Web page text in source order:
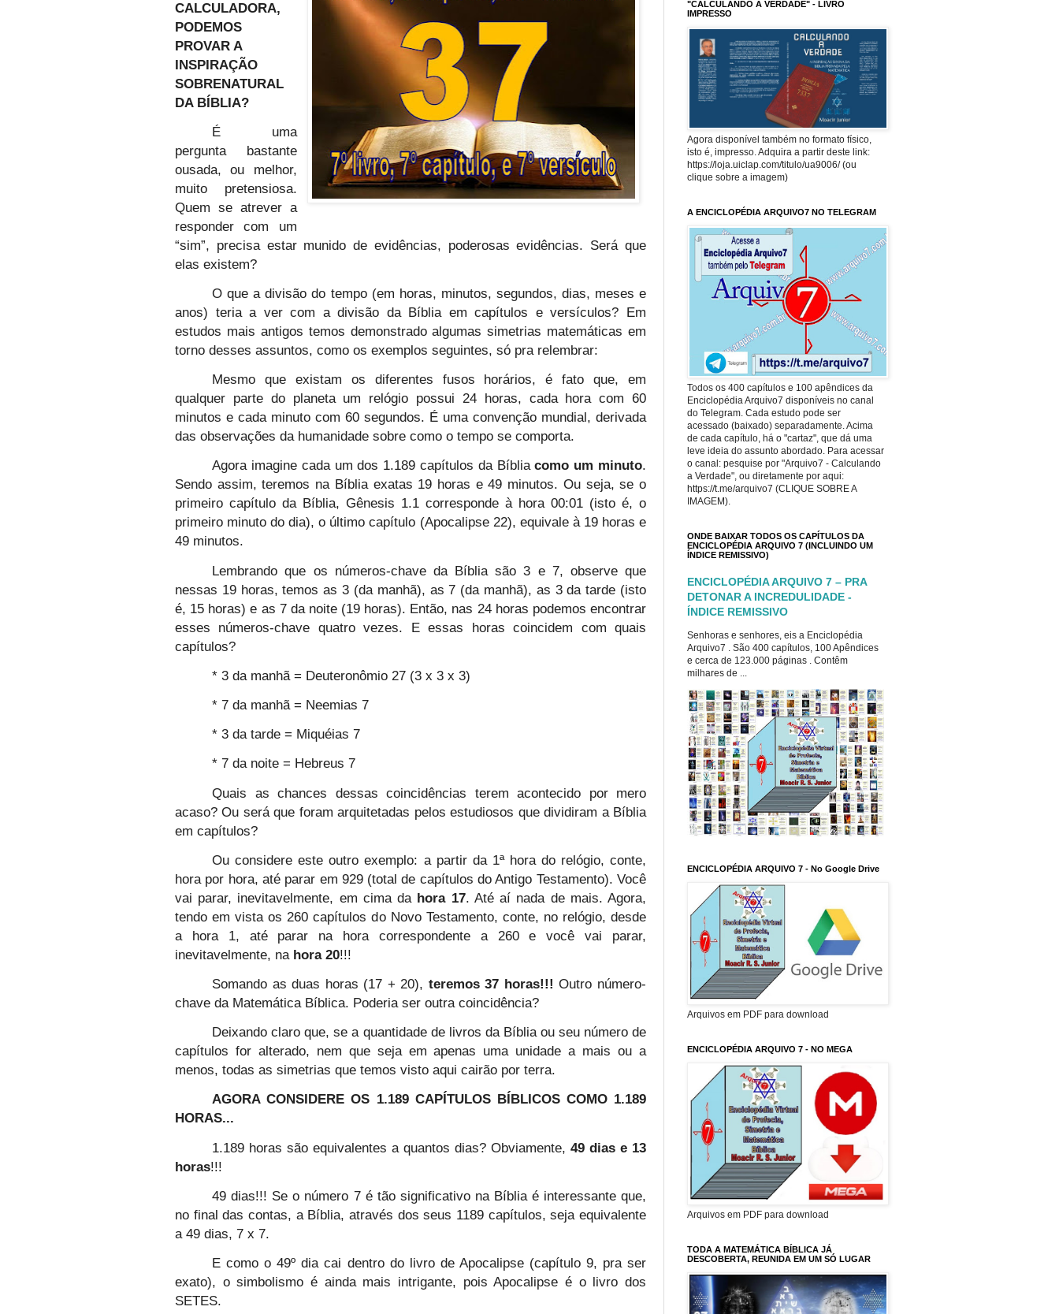
CALCULADORA,
PODEMOS
PROVAR A
INSPIRAÇÃO
SOBRENATURAL
DA BÍBLIA?
É uma
pergunta bastante
ousada, ou melhor,
muito pretensiosa.
Quem se atrever a
responder com um
“sim”, precisa estar munido de evidências, poderosas evidências. Será que
elas existem?
O que a divisão do tempo (em horas, minutos, segundos, dias, meses e
anos) teria a ver com a divisão da Bíblia em capítulos e versículos? Em
estudos mais antigos temos demonstrado algumas simetrias matemáticas em
torno desses assuntos, como os exemplos seguintes, só pra relembrar:
Mesmo que existam os diferentes fusos horários, é fato que, em
qualquer parte do planeta um relógio possui 24 horas, cada hora com 60
minutos e cada minuto com 60 segundos. É uma convenção mundial, derivada
das observações da humanidade sobre como o tempo se comporta.
Agora imagine cada um dos 1.189 capítulos da Bíbliacomo um minuto.
Sendo assim, teremos na Bíblia exatas 19 horas e 49 minutos. Ou seja, se o
primeiro capítulo da Bíblia, Gênesis 1.1 corresponde à hora 00:01 (isto é, o
primeiro minuto do dia), o último capítulo (Apocalipse 22), equivale à 19 horas e
49 minutos.
Lembrando que os números-chave da Bíblia são 3 e 7, observe que
nessas 19 horas, temos as 3 (da manhã), as 7 (da manhã), as 3 da tarde (isto
é, 15 horas) e as 7 da noite (19 horas). Então, nas 24 horas podemos encontrar
esses números-chave quatro vezes. E essas horas coincidem com quais
capítulos?
* 3 da manhã = Deuteronômio 27 (3 x 3 x 3)
* 7 da manhã = Neemias 7
* 3 da tarde = Miquéias 7
* 7 da noite = Hebreus 7
Quais as chances dessas coincidências terem acontecido por mero
acaso? Ou será que foram arquitetadas pelos estudiosos que dividiram a Bíblia
em capítulos?
Ou considere este outro exemplo: a partir da 1ª hora do relógio, conte,
hora por hora, até parar em 929 (total de capítulos do Antigo Testamento). Você
vai parar, inevitavelmente, em cima da hora 17. Até aí nada de mais. Agora,
tendo em vista os 260 capítulos do Novo Testamento, conte, no relógio, desde
a hora 1, até parar na hora correspondente a 260 e você vai parar,
inevitavelmente, na hora 20!!!
Somando as duas horas (17 + 20), teremos 37 horas!!! Outro número-
chave da Matemática Bíblica. Poderia ser outra coincidência?
Deixando claro que, se a quantidade de livros da Bíblia ou seu número de
capítulos for alterado, nem que seja em apenas uma unidade a mais ou a
menos, todas as simetrias que temos visto aqui cairão por terra.
AGORA CONSIDERE OS 1.189 CAPÍTULOS BÍBLICOS COMO 1.189
HORAS...
1.189 horas são equivalentes a quantos dias? Obviamente,49 dias e 13
horas!!!
49 dias!!! Se o número 7 é tão significativo na Bíblia é interessante que,
no final das contas, a Bíblia, através dos seus 1189 capítulos, seja equivalente
a 49 dias, 7 x 7.
E como o 49º dia cai dentro do livro de Apocalipse (capítulo 9, pra ser
exato), o simbolismo é ainda mais intrigante, pois Apocalipse é o livro dos
SETES.
"CALCULANDO A VERDADE" - LIVRO
IMPRESSO
Agora disponível também no formato físico,
isto é, impresso. Adquira a partir deste link:
https://loja.uiclap.com/titulo/ua9006/ (ou
clique sobre a imagem)
A ENCICLOPÉDIA ARQUIVO7 NO TELEGRAM
Todos os 400 capítulos e 100 apêndices da
Enciclopédia Arquivo7 disponíveis no canal
do Telegram. Cada estudo pode ser
acessado (baixado) separadamente. Acima
de cada capítulo, há o "cartaz", que dá uma
leve ideia do assunto abordado. Para acessar
o canal: pesquise por "Arquivo7 - Calculando
a Verdade", ou diretamente por aqui:
https://t.me/arquivo7 (CLIQUE SOBRE A
IMAGEM).
ONDE BAIXAR TODOS OS CAPÍTULOS DA
ENCICLOPÉDIA ARQUIVO 7 (INCLUINDO UM
ÍNDICE REMISSIVO)
ENCICLOPÉDIA ARQUIVO 7 – PRA
DETONAR A INCREDULIDADE -
ÍNDICE REMISSIVO
Senhoras e senhores, eis a Enciclopédia
Arquivo7 . São 400 capítulos, 100 Apêndices
e cerca de 123.000 páginas . Contêm
milhares de ...
ENCICLOPÉDIA ARQUIVO 7 - No Google Drive
Arquivos em PDF para download
ENCICLOPÉDIA ARQUIVO 7 - NO MEGA
Arquivos em PDF para download
TODA A MATEMÁTICA BÍBLICA JÁ
DESCOBERTA, REUNIDA EM UM SÓ LUGAR